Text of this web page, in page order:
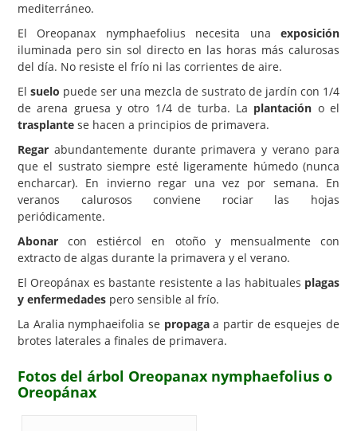
mediterráneo.
El Oreopanax nymphaefolius necesita una exposición
iluminada pero sin sol directo en las horas más calurosas
del día. No resiste el frío ni las corrientes de aire.
El suelo puede ser una mezcla de sustrato de jardín con 1/4
de arena gruesa y otro 1/4 de turba. La plantación o el
trasplante se hacen a principios de primavera.
Regar abundantemente durante primavera y verano para
que el sustrato siempre esté ligeramente húmedo (nunca
encharcar). En invierno regar una vez por semana. En
veranos calurosos conviene rociar las hojas
periódicamente.
Abonar con estiércol en otoño y mensualmente con
extracto de algas durante la primavera y el verano.
El Oreopánax es bastante resistente a las habituales plagas
y enfermedades pero sensible al frío.
La Aralia nymphaeifolia se propagaa partir de esquejes de
brotes laterales a finales de primavera.
Fotos del árbol Oreopanax nymphaefolius o
Oreopánax